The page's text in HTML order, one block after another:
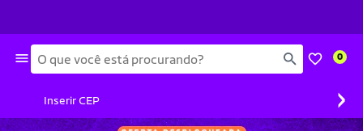
Busca 0
Inserir CEP ›